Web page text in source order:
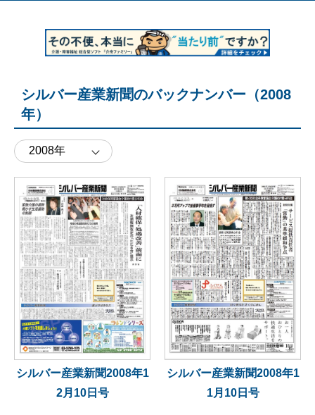
シルバー産業新聞のバックナンバー（2008
年）
シルバー産業新聞2008年1
2月10日号
シルバー産業新聞2008年1
1月10日号